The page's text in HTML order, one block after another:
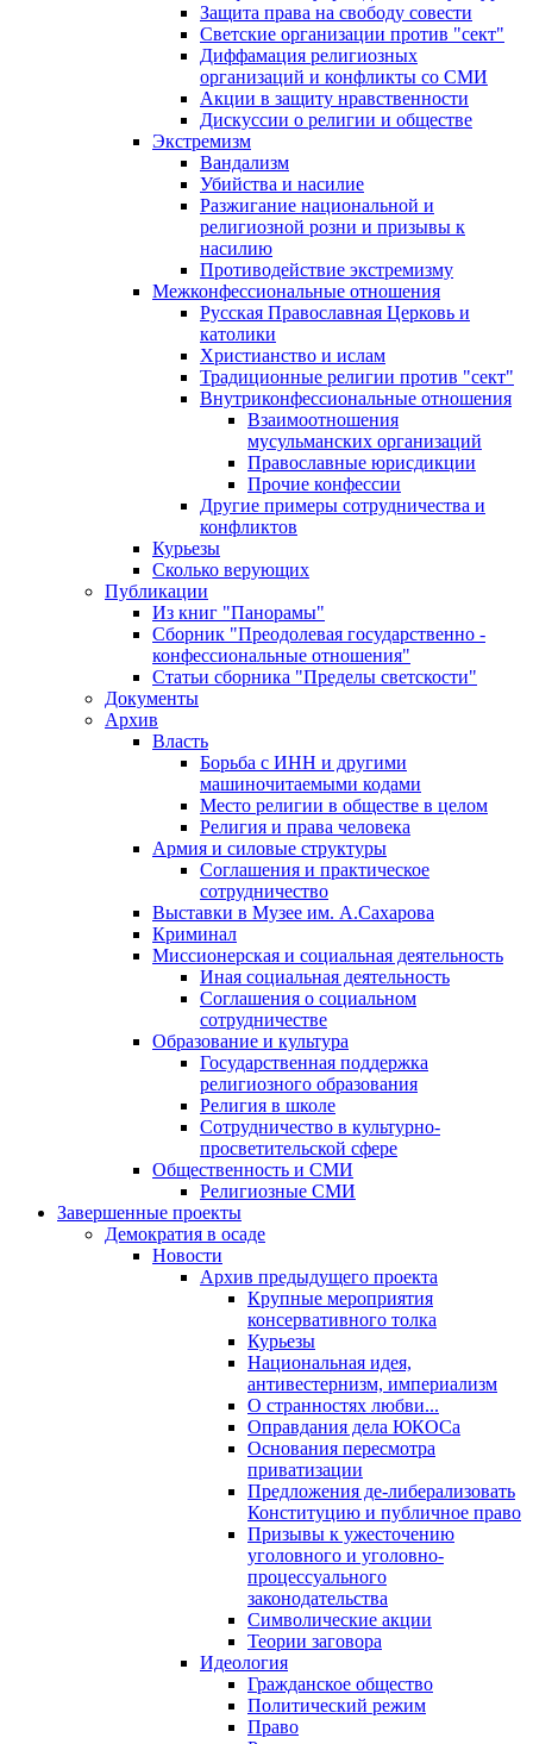
Защита права на свободу совести
Светские организации против "сект"
Диффамация религиозных
организаций и конфликты со СМИ
Акции в защиту нравственности
Дискуссии о религии и обществе
Экстремизм
Вандализм
Убийства и насилие
Разжигание национальной и
религиозной розни и призывы к
насилию
Противодействие экстремизму
Межконфессиональные отношения
Русская Православная Церковь и
католики
Христианство и ислам
Традиционные религии против "сект"
Внутриконфессиональные отношения
Взаимоотношения
мусульманских организаций
Православные юрисдикции
Прочие конфессии
Другие примеры сотрудничества и
конфликтов
Курьезы
Сколько верующих
Публикации
Из книг "Панорамы"
Сборник "Преодолевая государственно -
конфессиональные отношения"
Статьи сборника "Пределы светскости"
Документы
Архив
Власть
Борьба с ИНН и другими
машиночитаемыми кодами
Место религии в обществе в целом
Религия и права человека
Армия и силовые структуры
Соглашения и практическое
сотрудничество
Выставки в Музее им. А.Сахарова
Криминал
Миссионерская и социальная деятельность
Иная социальная деятельность
Соглашения о социальном
сотрудничестве
Образование и культура
Государственная поддержка
религиозного образования
Религия в школе
Сотрудничество в культурно-
просветительской сфере
Общественность и СМИ
Религиозные СМИ
Завершенные проекты
Демократия в осаде
Новости
Архив предыдущего проекта
Крупные мероприятия
консервативного толка
Курьезы
Национальная идея,
антивестернизм, империализм
О странностях любви...
Оправдания дела ЮКОСа
Основания пересмотра
приватизации
Предложения де-либерализовать
Конституцию и публичное право
Призывы к ужесточению
уголовного и уголовно-
процессуального
законодательства
Символические акции
Теории заговора
Идеология
Гражданское общество
Политический режим
Право